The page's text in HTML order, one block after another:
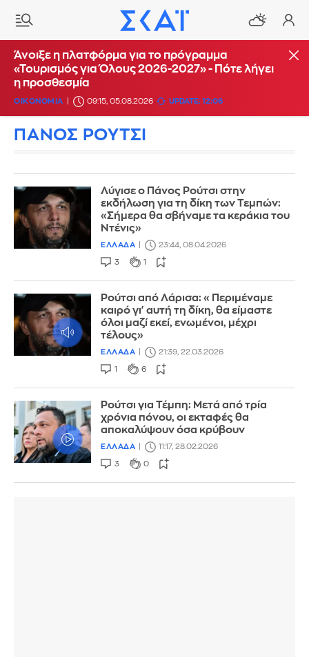
Άνοιξε η πλατφόρμα για το πρόγραμμα
«Τουρισμός για Όλους 2026-2027» - Πότε λήγει
η προσθεσμία
ΟΙΚΟΝΟΜΙΑ 09:15, 05.08.2026 UPDATE: 12:06
ΠΑΝΟΣ ΡΟΥΤΣΙ
Λύγισε ο Πάνος Ρούτσι στην
εκδήλωση για τη δίκη των Τεμπών:
«Σήμερα θα σβήναμε τα κεράκια του
Ντένις»
ΕΛΛΑΔΑ 23:44, 08.04.2026
3 1
Ρούτσι από Λάρισα: «Περιμέναμε
καιρό γι' αυτή τη δίκη, θα είμαστε
όλοι μαζί εκεί, ενωμένοι, μέχρι
τέλους»
ΕΛΛΑΔΑ 21:39, 22.03.2026
1 6
Ρούτσι για Τέμπη: Μετά από τρία
χρόνια πόνου, οι εκταφές θα
αποκαλύψουν όσα κρύβουν
ΕΛΛΑΔΑ 11:17, 28.02.2026
3 0